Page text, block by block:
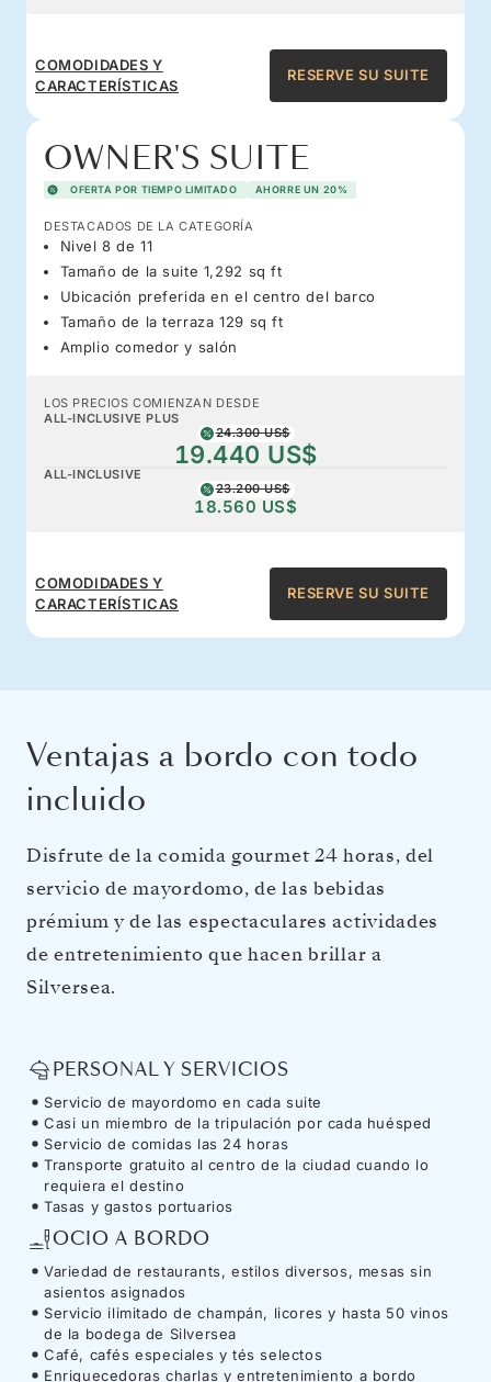
COMODIDADES Y
CARACTERÍSTICAS
RESERVE SU SUITE
OWNER'S SUITE
OFERTA POR TIEMPO LIMITADO AHORRE UN 20%
DESTACADOS DE LA CATEGORÍA
Nivel 8 de 11
Tamaño de la suite 1,292 sq ft
Ubicación preferida en el centro del barco
Tamaño de la terraza 129 sq ft
Amplio comedor y salón
LOS PRECIOS COMIENZAN DESDE
ALL-INCLUSIVE PLUS
24.300 US$
19.440 US$
ALL-INCLUSIVE
23.200 US$
18.560 US$
COMODIDADES Y
CARACTERÍSTICAS
RESERVE SU SUITE
Ventajas a bordo con todo
incluido
Disfrute de la comida gourmet 24 horas, del
servicio de mayordomo, de las bebidas
prémium y de las espectaculares actividades
de entretenimiento que hacen brillar a
Silversea.
PERSONAL Y SERVICIOS
Servicio de mayordomo en cada suite
Casi un miembro de la tripulación por cada huésped
Servicio de comidas las 24 horas
Transporte gratuito al centro de la ciudad cuando lo
requiera el destino
Tasas y gastos portuarios
OCIO A BORDO
Variedad de restaurants, estilos diversos, mesas sin
asientos asignados
Servicio ilimitado de champán, licores y hasta 50 vinos
de la bodega de Silversea
Café, cafés especiales y tés selectos
Enriquecedoras charlas y entretenimiento a bordo